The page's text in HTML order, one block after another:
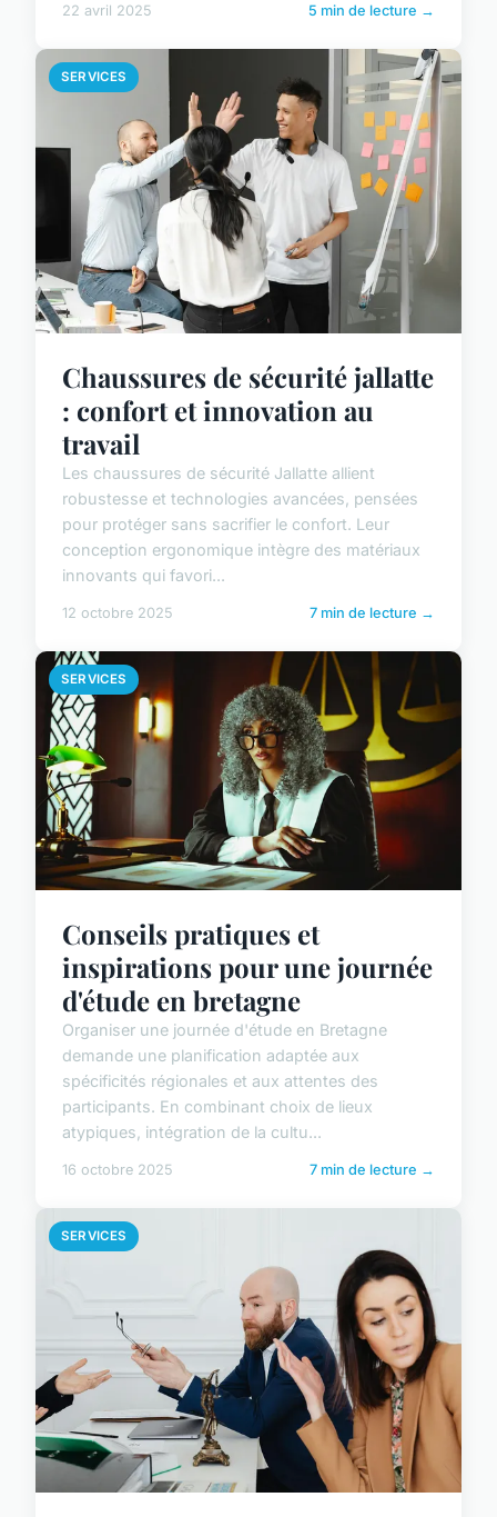
22 avril 2025 5 min de lecture →
SERVICES
Chaussures de sécurité jallatte
: confort et innovation au
travail
Les chaussures de sécurité Jallatte allient
robustesse et technologies avancées, pensées
pour protéger sans sacrifier le confort. Leur
conception ergonomique intègre des matériaux
innovants qui favori...
12 octobre 2025 7 min de lecture →
SERVICES
Conseils pratiques et
inspirations pour une journée
d'étude en bretagne
Organiser une journée d'étude en Bretagne
demande une planification adaptée aux
spécificités régionales et aux attentes des
participants. En combinant choix de lieux
atypiques, intégration de la cultu...
16 octobre 2025 7 min de lecture →
SERVICES